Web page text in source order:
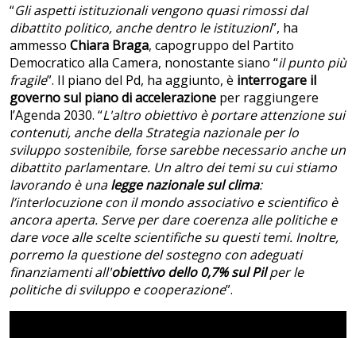
“Gli aspetti istituzionali vengono quasi rimossi dal
dibattito politico, anche dentro le istituzioni”, ha
ammesso Chiara Braga, capogruppo del Partito
Democratico alla Camera, nonostante siano “il punto più
fragile”. Il piano del Pd, ha aggiunto, è interrogare il
governo sul piano di accelerazione per raggiungere
l’Agenda 2030. “L'altro obiettivo è portare attenzione sui
contenuti, anche della Strategia nazionale per lo
sviluppo sostenibile, forse sarebbe necessario anche un
dibattito parlamentare. Un altro dei temi su cui stiamo
lavorando è unalegge nazionale sul clima:
l’interlocuzione con il mondo associativo e scientifico è
ancora aperta. Serve per dare coerenza alle politiche e
dare voce alle scelte scientifiche su questi temi. Inoltre,
porremo la questione del sostegno con adeguati
finanziamenti all'obiettivo dello 0,7% sul Pilper le
politiche di sviluppo e cooperazione”.